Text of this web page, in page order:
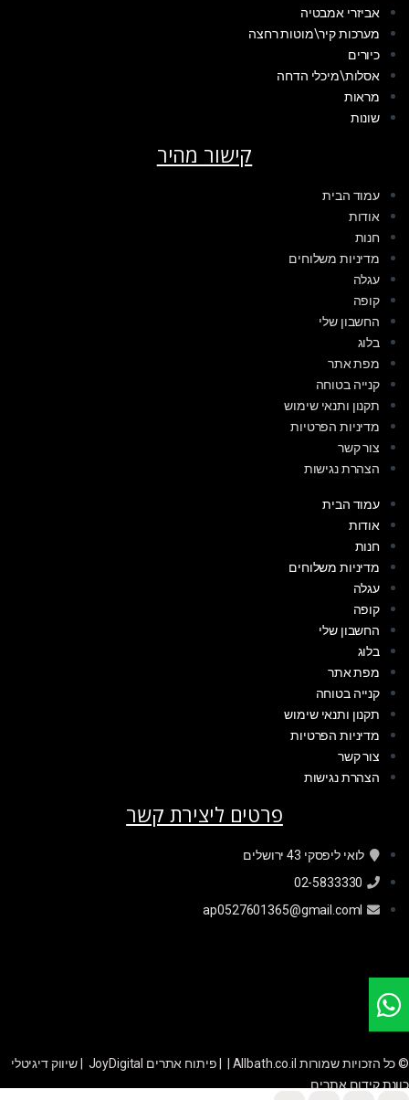
אביזרי אמבטיה
מערכות קיר\מוטות רחצה
כיורים
אסלות\מיכלי הדחה
מראות
שונות
קישור מהיר
עמוד הבית
אודות
חנות
מדיניות משלוחים
עגלה
קופה
החשבון שלי
בלוג
מפת אתר
קנייה בטוחה
תקנון ותנאי שימוש
מדיניות הפרטיות
צור קשר
הצהרת נגישות
עמוד הבית
אודות
חנות
מדיניות משלוחים
עגלה
קופה
החשבון שלי
בלוג
מפת אתר
קנייה בטוחה
תקנון ותנאי שימוש
מדיניות הפרטיות
צור קשר
הצהרת נגישות
פרטים ליצירת קשר
לואי ליפסקי 43 ירושלים
02-5833330
ap0527601365@gmail.coml
© כל הזכויות שמורות Allbath.co.il | | פיתוח אתרים JoyDigital
שיווק דיגיטלי
כוונת קידום אתרים